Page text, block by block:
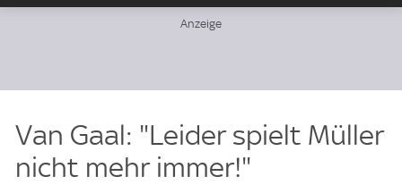
Van Gaal: "Leider spielt Müller
nicht mehr immer!"